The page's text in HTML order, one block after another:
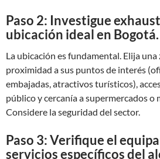
Paso 2: Investigue
ubicación ideal en Bogotá.
La ubicación es fundamental. Elija una
proximidad a sus puntos de interés
embajadas, atractivos turísticos),
público y cercanía a supermercados o
Considere la seguridad del sector.
Paso 3: Verifique el
servicios específicos del